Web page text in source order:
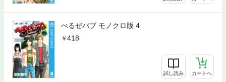
べるぜバブ モノクロ版 4
418
試し読み カートへ